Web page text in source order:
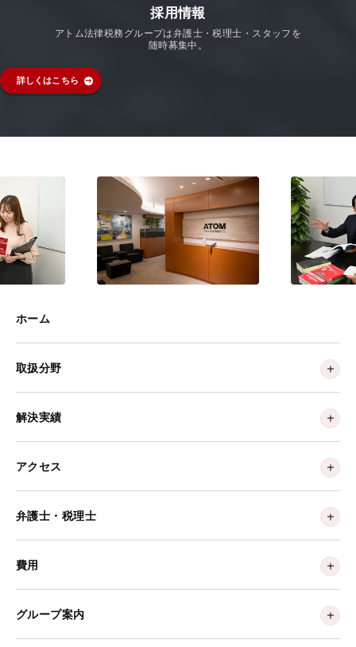
採用情報
アトム法律税務グループは弁護士・税理士・スタッフを
随時募集中。
詳しくはこちら
ホーム
取扱分野
解決実績
アクセス
弁護士・税理士
費用
グループ案内